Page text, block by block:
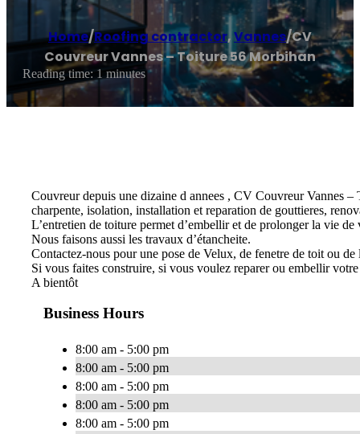
Home/Roofing contractor,Vannes/CV
Couvreur Vannes – Toiture 56 Morbihan
Reading time: 1 minutes
Couvreur depuis une dizaine d annees , CV Couvreur Vannes
charpente, isolation, installation et reparation de gouttieres,
L’entretien de toiture permet d’embellir et de prolonger la vie
Nous faisons aussi les travaux d’étancheite.
Contactez-nous pour une pose de Velux, de fenetre de toit ou de
Si vous faites construire, si vous voulez reparer ou embellir
A bientôt
Business Hours
8:00 am - 5:00 pm
8:00 am - 5:00 pm
8:00 am - 5:00 pm
8:00 am - 5:00 pm
8:00 am - 5:00 pm